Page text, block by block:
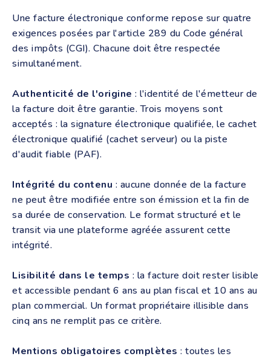
Une facture électronique conforme repose sur quatre
exigences posées par l'article 289 du Code général
des impôts (CGI). Chacune doit être respectée
simultanément.
Authenticité de l'origine : l'identité de l'émetteur de
la facture doit être garantie. Trois moyens sont
acceptés : la signature électronique qualifiée, le cachet
électronique qualifié (cachet serveur) ou la piste
d'audit fiable (PAF).
Intégrité du contenu : aucune donnée de la facture
ne peut être modifiée entre son émission et la fin de
sa durée de conservation. Le format structuré et le
transit via une plateforme agréée assurent cette
intégrité.
Lisibilité dans le temps : la facture doit rester lisible
et accessible pendant 6 ans au plan fiscal et 10 ans au
plan commercial. Un format propriétaire illisible dans
cinq ans ne remplit pas ce critère.
Mentions obligatoires complètes : toutes les